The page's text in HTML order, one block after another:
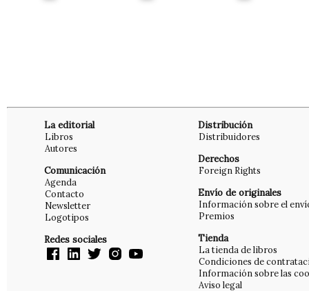
La editorial
Libros
Autores
Comunicación
Agenda
Contacto
Newsletter
Logotipos
Redes sociales
Distribución
Distribuidores
Derechos
Foreign Rights
Envío de originales
Información sobre el
Premios
Tienda
La tienda de libros
Condiciones de
Información sobre las
Aviso legal